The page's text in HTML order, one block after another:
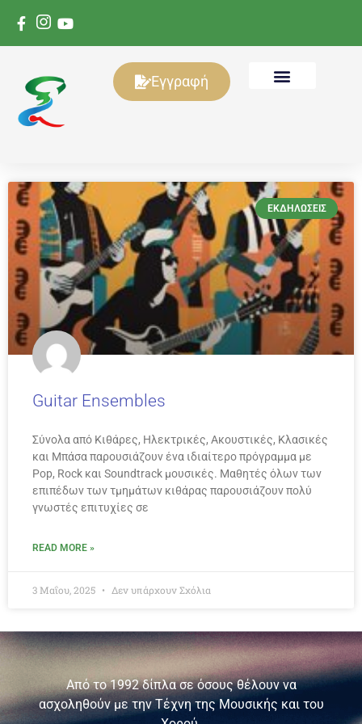
Εγγραφή
ΕΚΔΗΛΏΣΕΙΣ
Guitar Ensembles
Σύνολα από Κιθάρες, Ηλεκτρικές, Ακουστικές, Κλασικές
και Μπάσα παρουσιάζουν ένα ιδιαίτερο πρόγραμμα με
Pop, Rock και Soundtrack μουσικές. Μαθητές όλων των
επιπέδων των τμημάτων κιθάρας παρουσιάζουν πολύ
γνωστές επιτυχίες σε
READ MORE »
3 Μαΐου, 2025 Δεν υπάρχουν Σχόλια
Από το 1992 δίπλα σε όσους θέλουν να
ασχοληθούν με την Τέχνη της Μουσικής και του